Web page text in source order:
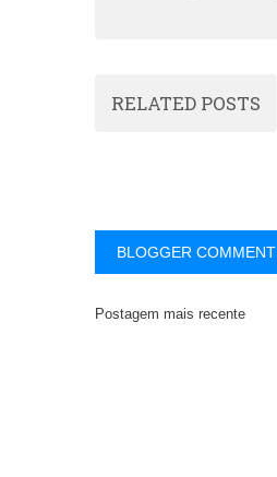
RELATED POSTS
BLOGGER COMMENT
Postagem mais recente